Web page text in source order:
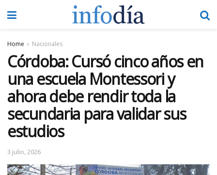
Home Nacionales
Córdoba: Cursó cinco años en
una escuela Montessori y
ahora debe rendir toda la
secundaria para validar sus
estudios
3 julio, 2026